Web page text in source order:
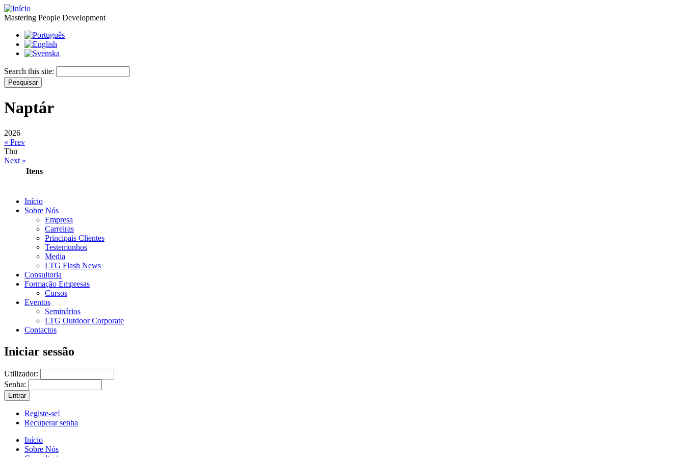
Mastering People Development
Search this site:
Naptár
2026
« Prev
Thu
Next »
Itens
Início
Sobre Nós
Empresa
Carreiras
Principais Clientes
Testemunhos
Media
LTG Flash News
Consultoria
Formação Empresas
Cursos
Eventos
Seminários
LTG Outdoor Corporate
Contactos
Iniciar sessão
Utilizador:
Senha:
Registe-se!
Recuperar senha
Início
Sobre Nós